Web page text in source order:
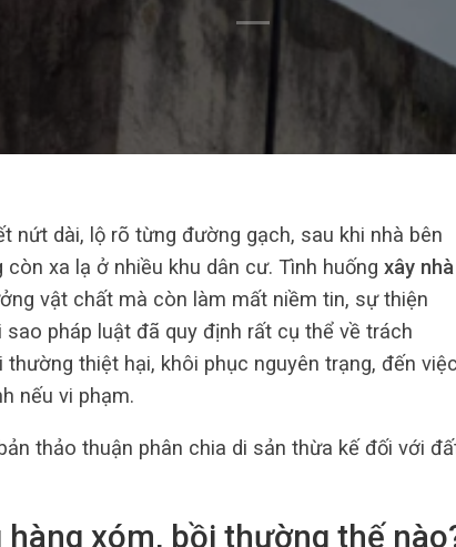
nứt dài, lộ rõ từng đường gạch, sau khi nhà bên
xa lạ ở nhiều khu dân cư. Tình huống xây nhà
vật chất mà còn làm mất niềm tin, sự thiện
pháp luật đã quy định rất cụ thể về trách
thiệt hại, khôi phục nguyên trạng, đến việc
nếu vi phạm.
thảo thuận phân chia di sản thừa kế đối với
xóm​, bồi thường thế